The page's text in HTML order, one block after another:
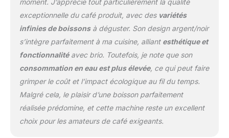
moment. J’apprécie tout particulièrement la qualité
exceptionnelle du café produit, avec des variétés
infinies de boissonsà déguster. Son design argent/noir
s’intègre parfaitement à ma cuisine, alliant esthétique et
fonctionnalitéavec brio. Toutefois, je note que son
consommation en eau est plus élevée, ce qui peut faire
grimper le coût et l’impact écologique au fil du temps.
Malgré cela, le plaisir d’une boisson parfaitement
réalisée prédomine, et cette machine reste un excellent
choix pour les amateurs de café exigeants.